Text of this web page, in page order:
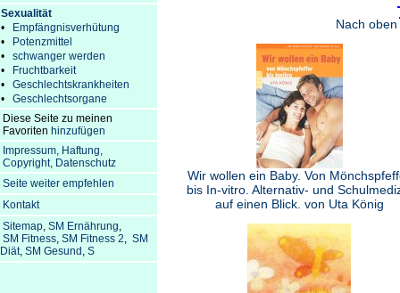
Nach oben
Wir wollen ein Baby. Von
bis In-vitro. Alternativ- und
auf einen Blick. von Uta König
Sexualität
•
Empfängnisverhütung
•
Potenzmittel
•
schwanger werden
•
Fruchtbarkeit
•
Geschlechtskrankheiten
•
Geschlechtsorgane
Diese Seite zu meinen
Favoriten hinzufügen
Impressum, Haftung,
Copyright, Datenschutz
Seite weiter empfehlen
Kontakt
Sitemap, SM Ernährung,
SM Fitness, SM Fitness 2, SM
Diät, SM Gesund , S